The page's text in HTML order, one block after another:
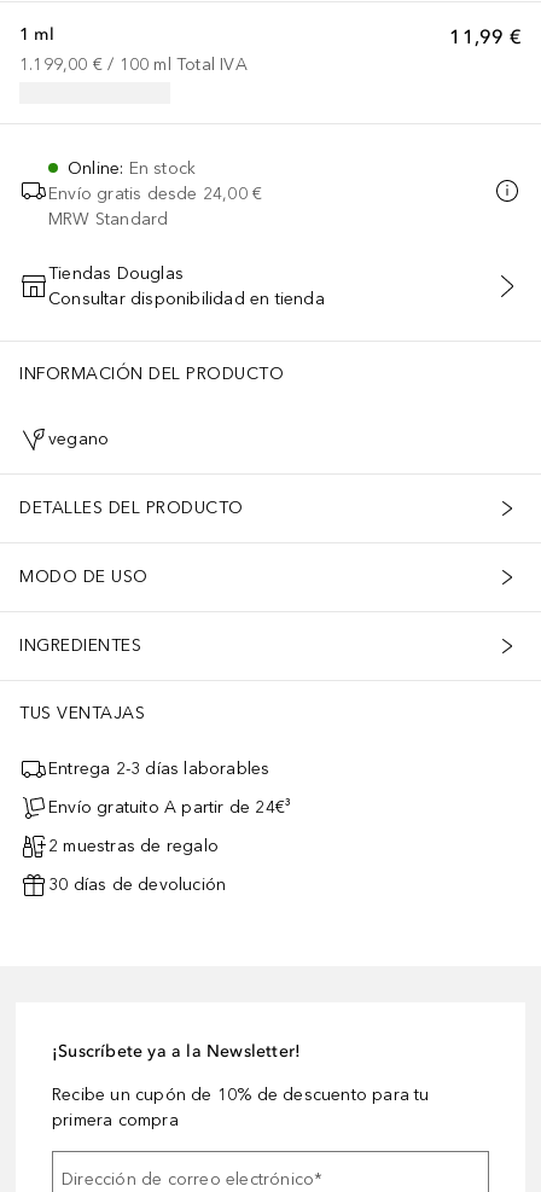
11,99 €
1 ml
1.199,00 € / 100 ml Total IVA
Online: En stock
Envío gratis desde 24,00 €
MRW Standard
AÑADIR AL CARRITO
Tiendas Douglas
Consultar disponibilidad en tienda
INFORMACIÓN DEL PRODUCTO
vegano
DETALLES DEL PRODUCTO
MODO DE USO
INGREDIENTES
TUS VENTAJAS
Entrega 2-3 días laborables
Envío gratuito A partir de 24€³
2 muestras de regalo
30 días de devolución
¡Suscríbete ya a la Newsletter!
Recibe un cupón de 10% de descuento para tu
primera compra
Dirección de correo electrónico*